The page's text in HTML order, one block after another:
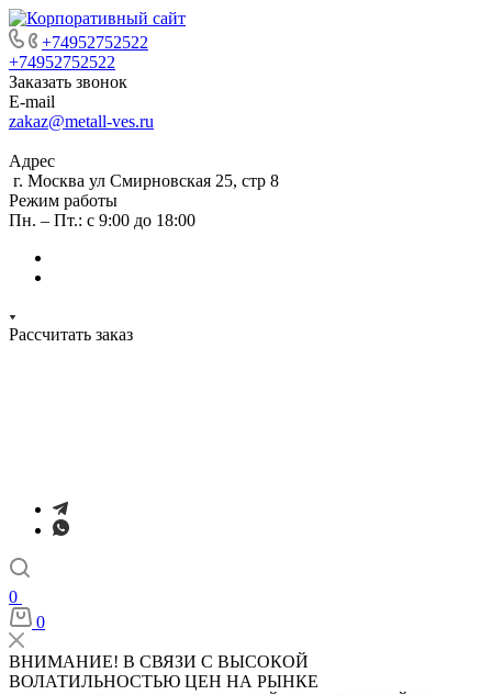
+74952752522
+74952752522
Заказать звонок
E-mail
zakaz@metall-ves.ru
Адрес
г. Москва ул Смирновская 25, стр 8
Режим работы
Пн. – Пт.: с 9:00 до 18:00
Рассчитать заказ
0
0
ВНИМАНИЕ! В СВЯЗИ С ВЫСОКОЙ
ВОЛАТИЛЬНОСТЬЮ ЦЕН НА РЫНКЕ